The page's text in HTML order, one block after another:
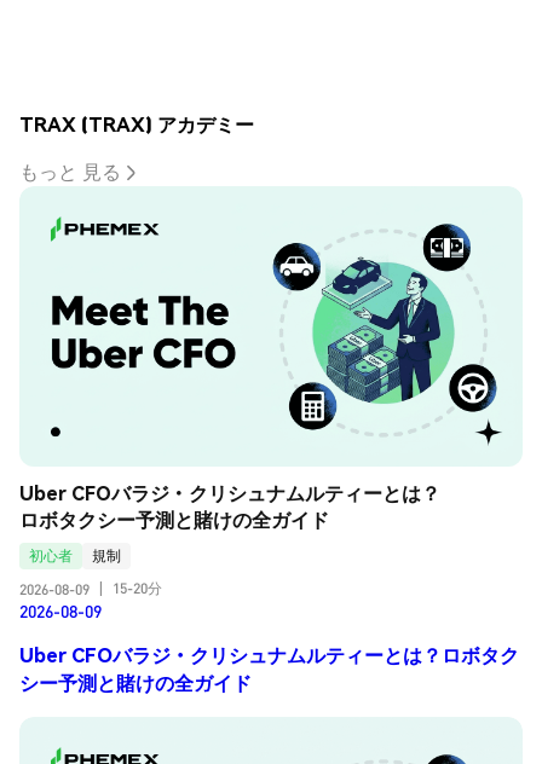
TRAX (TRAX) アカデミー
もっと 見る
Uber CFOバラジ・クリシュナムルティーとは？
ロボタクシー予測と賭けの全ガイド
初心者
規制
2026-08-09
15-20分
2026-08-09
Uber CFOバラジ・クリシュナムルティーとは？ロボタク
シー予測と賭けの全ガイド